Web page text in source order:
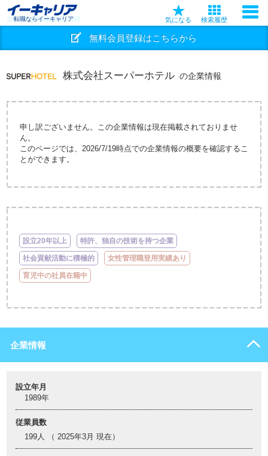
転職ならイーキャリア 気になる 検索履歴
無料会員登録はこちらから
株式会社スーパーホテル の企業情報
申し訳ございません。この企業情報は現在掲載されておりませ
ん。
このページでは、2026/7/19時点での企業情報の概要を確認するこ
とができます。
設立20年以上 特許、独自の技術を持つ企業
社会貢献活動に積極的 女性管理職登用実績あり
育児中の社員在籍中
企業情報
設立年月
1989年
従業員数
199人 （ 2025年3月 現在）